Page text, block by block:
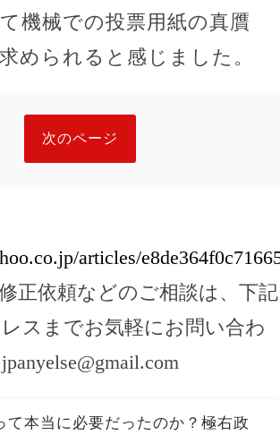
機械での投票用紙の真贋
められると感じました。
次のページ
articles/
正依頼などのご相談は、下記
スまでお気軽にお問い合わ
jpanyelse@gmail.com
て本当に必要だったのか？極右政